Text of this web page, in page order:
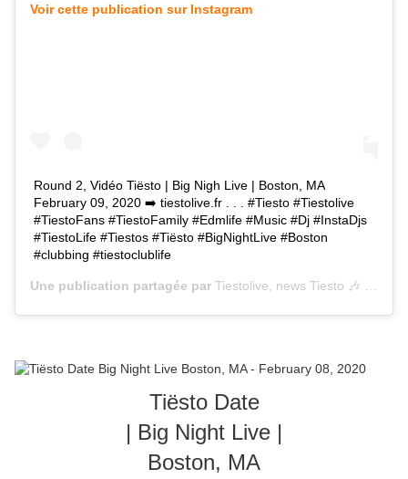
Voir cette publication sur Instagram
Round 2, Vidéo Tiësto | Big Nigh Live | Boston, MA
February 09, 2020 ➡️ tiestolive.fr . . . #Tiesto #Tiestolive
#TiestoFans #TiestoFamily #Edmlife #Music #Dj #InstaDjs
#TiestoLife #Tiestos #Tiësto #BigNightLive #Boston
#clubbing #tiestoclublife
Une publication partagée par Tiestolive, news Tiesto 🎶
Tiësto Date
| Big Night Live |
Boston, MA